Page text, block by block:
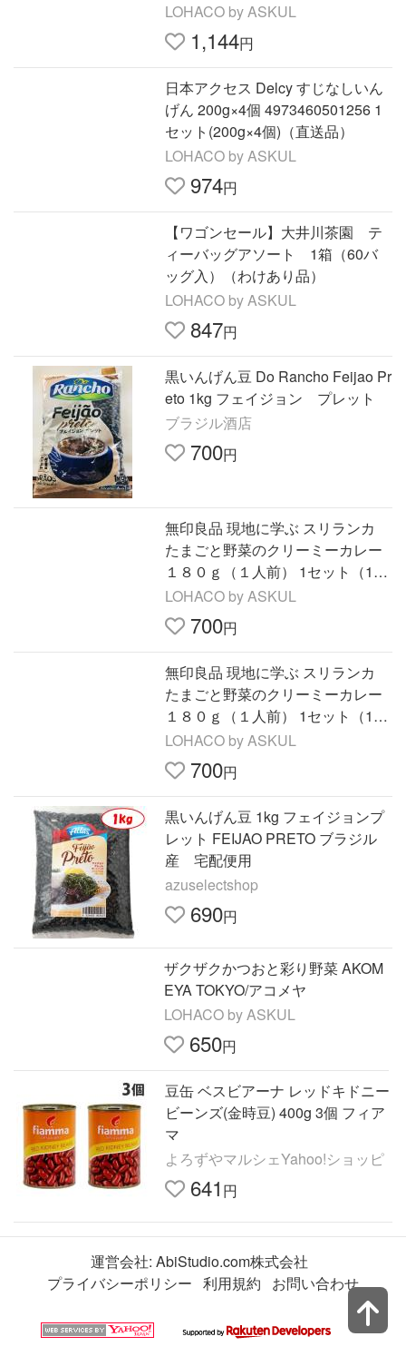
LOHACO by ASKUL
1,144円
日本アクセス Delcy すじなしいん
げん 200g×4個 4973460501256 1
セット(200g×4個)（直送品）
LOHACO by ASKUL
974円
【ワゴンセール】大井川茶園 テ
ィーバッグアソート 1箱（60バ
ッグ入）（わけあり品）
LOHACO by ASKUL
847円
黒いんげん豆 Do Rancho Feijao Pr
eto 1kg フェイジョン プレット
ブラジル酒店
700円
無印良品 現地に学ぶ スリランカ
たまごと野菜のクリーミーカレー
１８０ｇ（１人前） 1セット（1袋
×2） 良品計画
LOHACO by ASKUL
700円
無印良品 現地に学ぶ スリランカ
たまごと野菜のクリーミーカレー
１８０ｇ（１人前） 1セット（1袋
×2） 良品計画
LOHACO by ASKUL
700円
黒いんげん豆 1kg フェイジョンプ
レット FEIJAO PRETO ブラジル
産 宅配便用
azuselectshop
690円
ザクザクかつおと彩り野菜 AKOM
EYA TOKYO/アコメヤ
LOHACO by ASKUL
650円
豆缶 ベスビアーナ レッドキドニー
ビーンズ(金時豆) 400g 3個 フィア
マ
よろずやマルシェYahoo!ショッピ
641 円
運営会社: AbiStudio.com株式会社
プライバシーポリシー 利用規約 お問い合わせ